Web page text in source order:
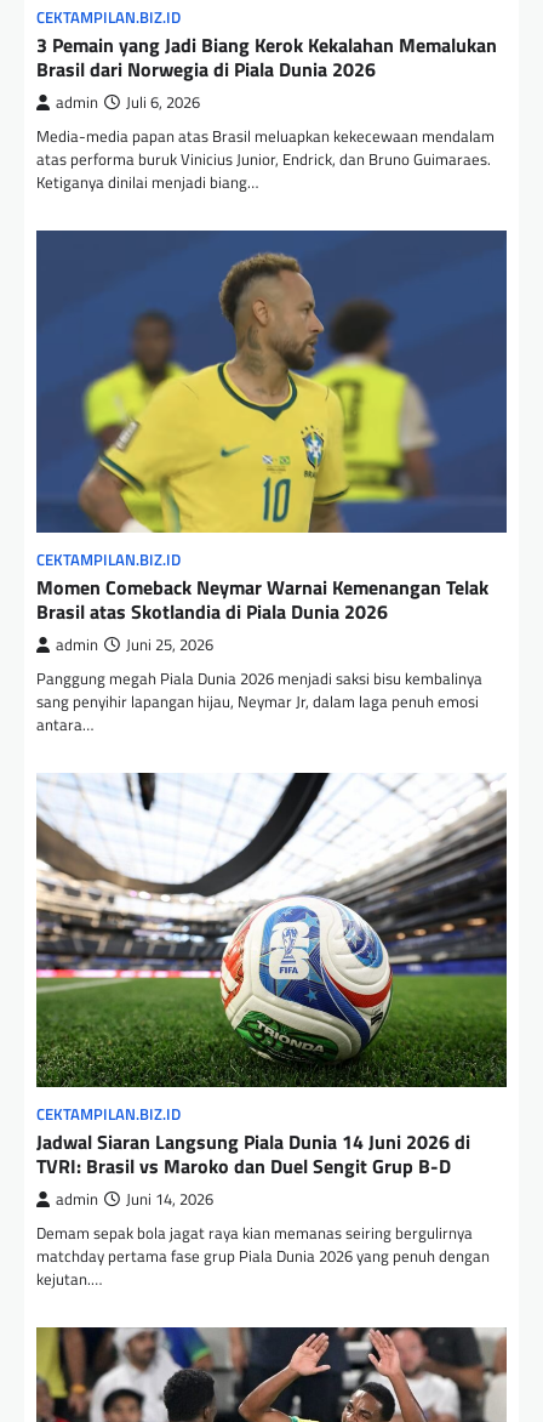
CEKTAMPILAN.BIZ.ID
3 Pemain yang Jadi Biang Kerok Kekalahan Memalukan
Brasil dari Norwegia di Piala Dunia 2026
admin Juli 6, 2026
Media-media papan atas Brasil meluapkan kekecewaan mendalam
atas performa buruk Vinicius Junior, Endrick, dan Bruno Guimaraes.
Ketiganya dinilai menjadi biang…
CEKTAMPILAN.BIZ.ID
Momen Comeback Neymar Warnai Kemenangan Telak
Brasil atas Skotlandia di Piala Dunia 2026
admin Juni 25, 2026
Panggung megah Piala Dunia 2026 menjadi saksi bisu kembalinya
sang penyihir lapangan hijau, Neymar Jr, dalam laga penuh emosi
antara…
CEKTAMPILAN.BIZ.ID
Jadwal Siaran Langsung Piala Dunia 14 Juni 2026 di
TVRI: Brasil vs Maroko dan Duel Sengit Grup B-D
admin Juni 14, 2026
Demam sepak bola jagat raya kian memanas seiring bergulirnya
matchday pertama fase grup Piala Dunia 2026 yang penuh dengan
kejutan.…